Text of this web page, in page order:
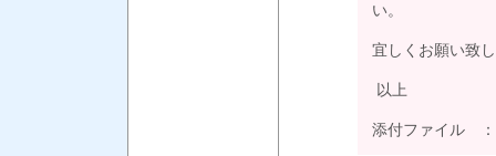
い。
宜しくお願い致
以上
添付ファイル